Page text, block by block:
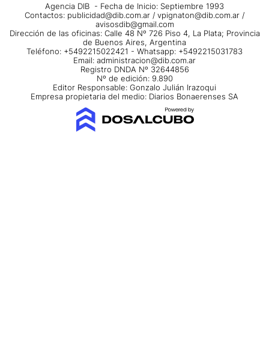
Agencia DIB - Fecha de Inicio: Septiembre 1993
Contactos: publicidad@dib.com.ar / vpignaton@dib.com.ar /
avisosdib@gmail.com
Dirección de las oficinas: Calle 48 Nº 726 Piso 4, La Plata; Provincia
de Buenos Aires, Argentina
Teléfono: +5492215022421 - Whatsapp: +5492215031783
Email: administracion@dib.com.ar
Registro DNDA Nº 32644856
Nº de edición: 9.890
Editor Responsable: Gonzalo Julián Irazoqui
Empresa propietaria del medio: Diarios Bonaerenses SA